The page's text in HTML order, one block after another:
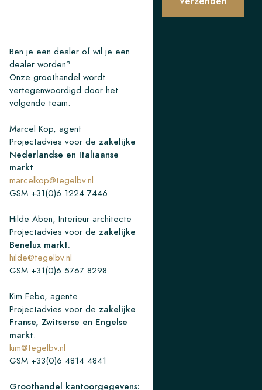
Ben je een dealer of wil je een
dealer worden?
Onze groothandel wordt
vertegenwoordigd door het
volgende team:
Marcel Kop, agent
Projectadvies voor de zakelijke
Nederlandse en Italiaanse
markt.
marcelkop@tegelbv.nl
GSM +31(0)6 1224 7446
Hilde Aben, Interieur architecte
Projectadvies voor de zakelijke
Benelux markt.
hilde@tegelbv.nl
GSM +31(0)6 5767 8298
Kim Febo, agente
Projectadvies voor de zakelijke
Franse, Zwitserse en Engelse
markt.
kim@tegelbv.nl
GSM +33(0)6 4814 4841
Groothandel kantoorgegevens: